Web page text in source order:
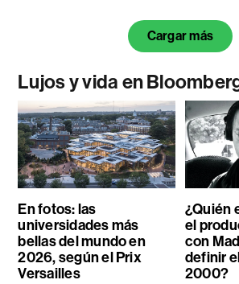
Cargar más
Lujos y vida en
En fotos: las
universidades más
bellas del mundo en
2026, según el Prix
Versailles
¿Quién
el
con
definir
2000?